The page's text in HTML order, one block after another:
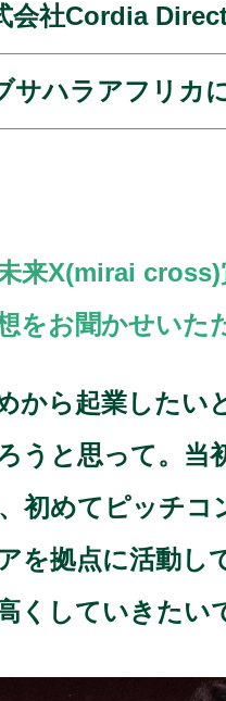
会社Cordia
サハラアフリカ
来X(mirai cross)
をお聞かせいた
から起業した
うと思って。当
初めてピッチコ
を拠点に活動し
くしていきたい